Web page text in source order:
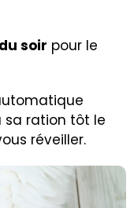
soir pour le
sa ration tôt le
réveiller.